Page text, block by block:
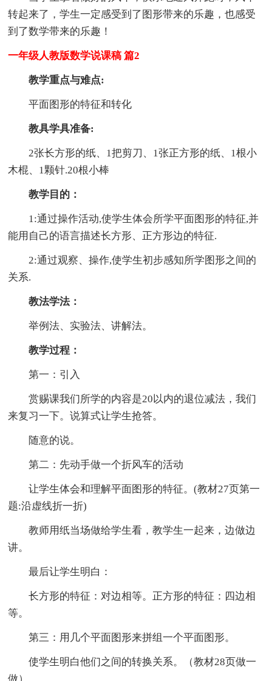
转起来了，学生一定感受到了图形带来的乐趣，也感受
到了数学带来的乐趣！
一年级人教版数学说课稿 篇2
教学重点与难点:
平面图形的特征和转化
教具学具准备:
2张长方形的纸、1把剪刀、1张正方形的纸、1根小
木棍、1颗针.20根小棒
教学目的：
1:通过操作活动,使学生体会所学平面图形的特征,并
能用自己的语言描述长方形、正方形边的特征.
2:通过观察、操作,使学生初步感知所学图形之间的
关系.
教法学法：
举例法、实验法、讲解法。
教学过程：
第一：引入
赏赐课我们所学的内容是20以内的退位减法，我们
来复习一下。说算式让学生抢答。
随意的说。
第二：先动手做一个折风车的活动
让学生体会和理解平面图形的特征。(教材27页第一
题:沿虚线折一折)
教师用纸当场做给学生看，教学生一起来，边做边
讲。
最后让学生明白：
长方形的特征：对边相等。正方形的特征：四边相
等。
第三：用几个平面图形来拼组一个平面图形。
使学生明白他们之间的转换关系。（教材28页做一